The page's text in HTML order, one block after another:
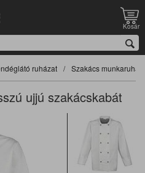
Kosár
ruházat Szakács munkaruha
ujjú szakácskabát